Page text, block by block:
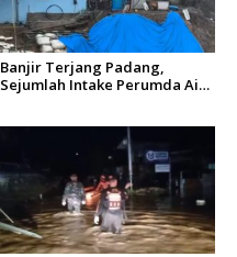
Banjir Terjang Padang,
Sejumlah Intake Perumda Air